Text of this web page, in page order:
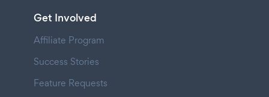
Get Involved
Affiliate Program
Success Stories
Feature Requests